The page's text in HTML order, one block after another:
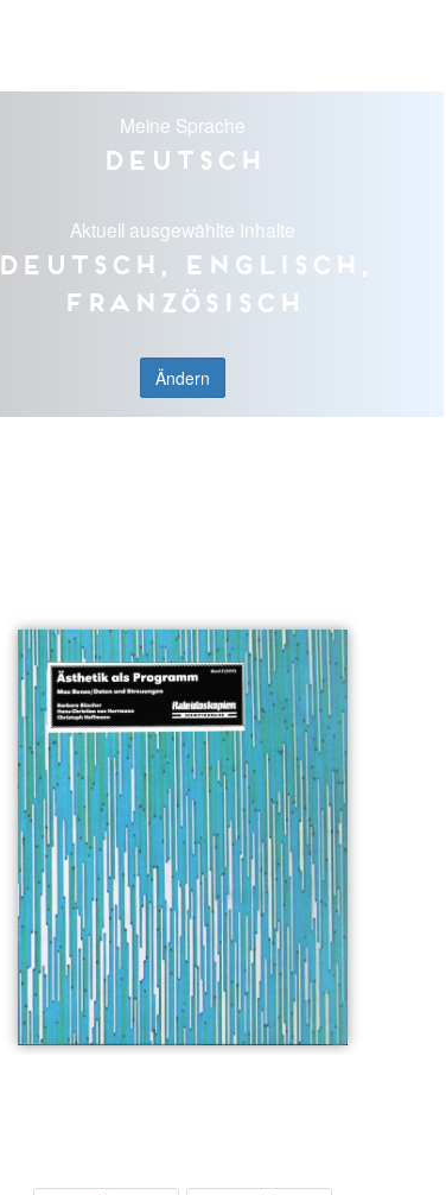
Meine Sprache
Deutsch
Aktuell ausgewählte Inhalte
Deutsch, Englisch,
Französisch
Ändern